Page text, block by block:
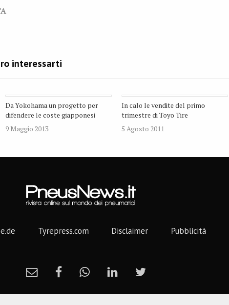
Da Yokohama un progetto per
difendere le coste giapponesi
9 Maggio 2013
In calo le vendite del primo
trimestre di Toyo Tire
5 Agosto 2011
Tyrepress.com Disclaimer Pubblicità